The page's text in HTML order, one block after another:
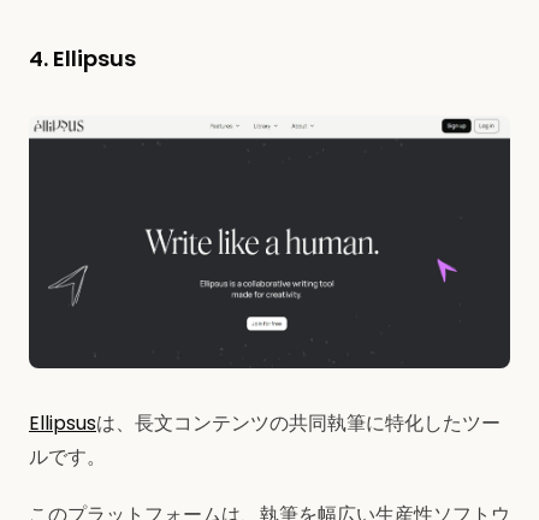
4. Ellipsus
Ellipsusは、長文コンテンツの共同執筆に特化したツー
ルです。
このプラットフォームは、執筆を幅広い生産性ソフトウ